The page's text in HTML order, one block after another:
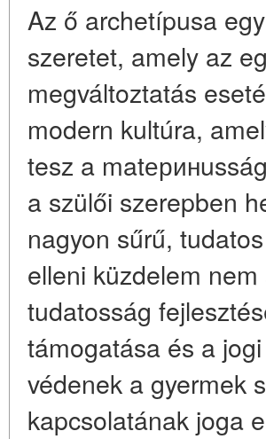
Az ő archetípusa
szeretet, amely az
megváltoztatás
modern kultúra,
tesz a
a szülői szerepben
nagyon sűrű,
elleni küzdelem
tudatosság
támogatása és a
védenek a gyermek
kapcsolatának joga